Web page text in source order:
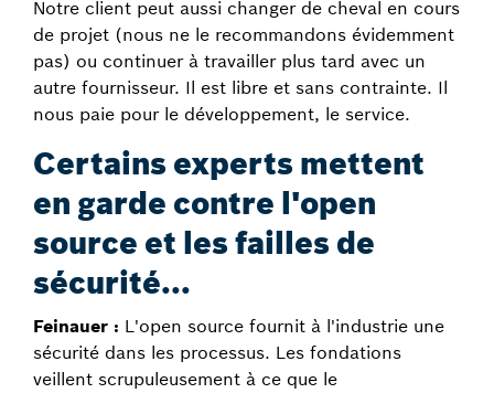
Notre client peut aussi changer de cheval en cours
de projet (nous ne le recommandons évidemment
pas) ou continuer à travailler plus tard avec un
autre fournisseur. Il est libre et sans contrainte. Il
nous paie pour le développement, le service.
Certains experts mettent
en garde contre l'open
source et les failles de
sécurité...
Feinauer : L'open source fournit à l'industrie une
sécurité dans les processus. Les fondations
veillent scrupuleusement à ce que le